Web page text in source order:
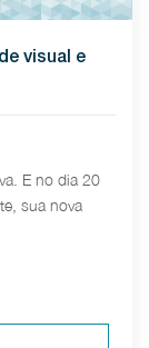
visual e
E no dia 20
sua nova